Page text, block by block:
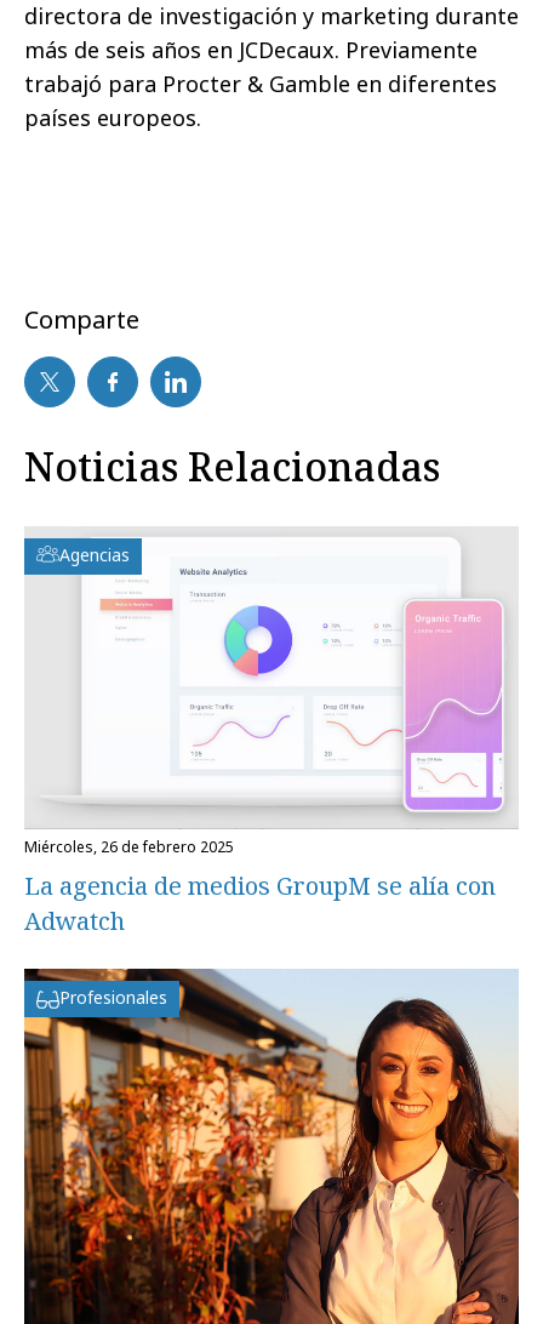
directora de investigación y marketing durante
más de seis años en JCDecaux. Previamente
trabajó para Procter & Gamble en diferentes
países europeos.
Comparte
Noticias Relacionadas
Agencias
miércoles, 26 de febrero 2025
La agencia de medios GroupM se alía con
Adwatch
Profesionales